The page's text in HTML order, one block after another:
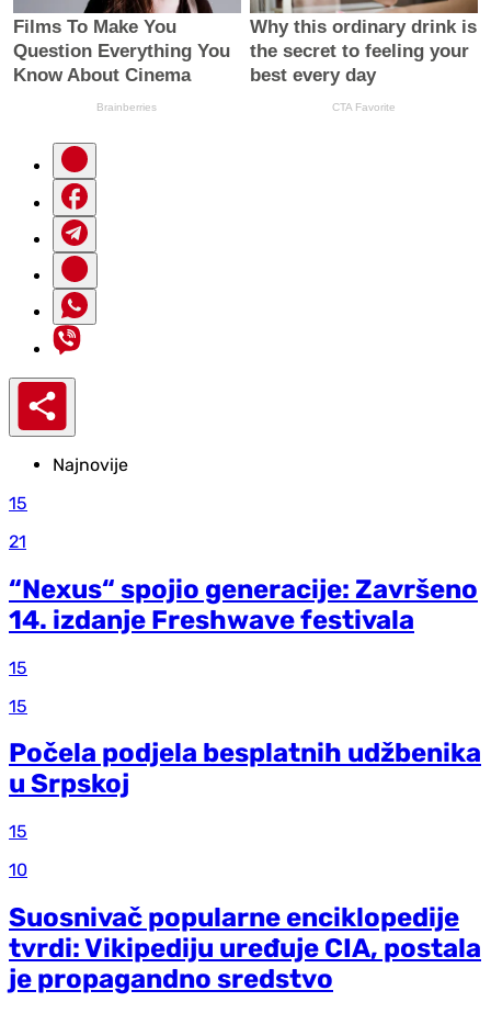
Najnovije
15
21
“Nexus“ spojio generacije: Završeno
14. izdanje Freshwave festivala
15
15
Počela podjela besplatnih udžbenika
u Srpskoj
15
10
Suosnivač popularne enciklopedije
tvrdi: Vikipediju uređuje CIA, postala
je propagandno sredstvo